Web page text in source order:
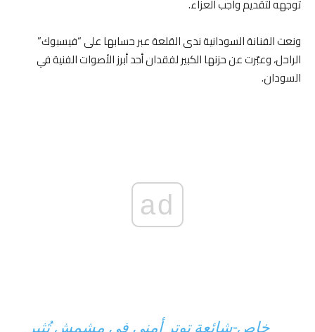
توجهه لتقديم واجب العزاء.
ونعت الفنانة السودانية ندى القلعة عبر حسابها على “فيسبوك”
الراحل، وعبّرت عن حزنها الكبير لفقدان أحد أبرز الأصوات الفنية في
السودان.
ad
خاص-شائعة توتر أمني في مشمش تُثير